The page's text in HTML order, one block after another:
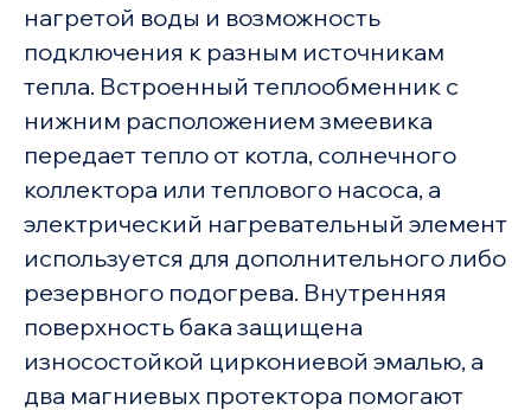
нагретой воды и возможность
подключения к разным источникам
тепла. Встроенный теплообменник с
нижним расположением змеевика
передает тепло от котла, солнечного
коллектора или теплового насоса, а
электрический нагревательный элемент
используется для дополнительного либо
резервного подогрева. Внутренняя
поверхность бака защищена
износостойкой циркониевой эмалью, а
два магниевых протектора помогают